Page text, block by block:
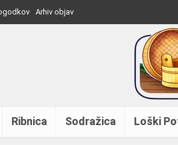
Arhiv objav
Ribnica Sodražica Loški